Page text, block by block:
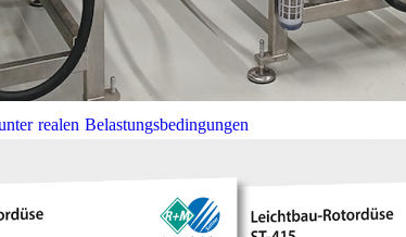
realen Belastungsbedingungen